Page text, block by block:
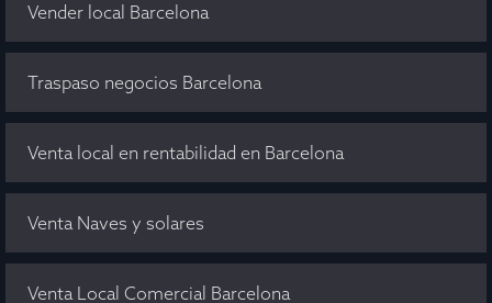
Vender local Barcelona
Traspaso negocios Barcelona
Venta local en rentabilidad en Barcelona
Venta Naves y solares
Venta Local Comercial Barcelona